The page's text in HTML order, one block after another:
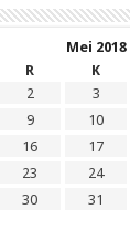
Mei 2018
R K
2 3
9 10
16 17
23 24
30
31